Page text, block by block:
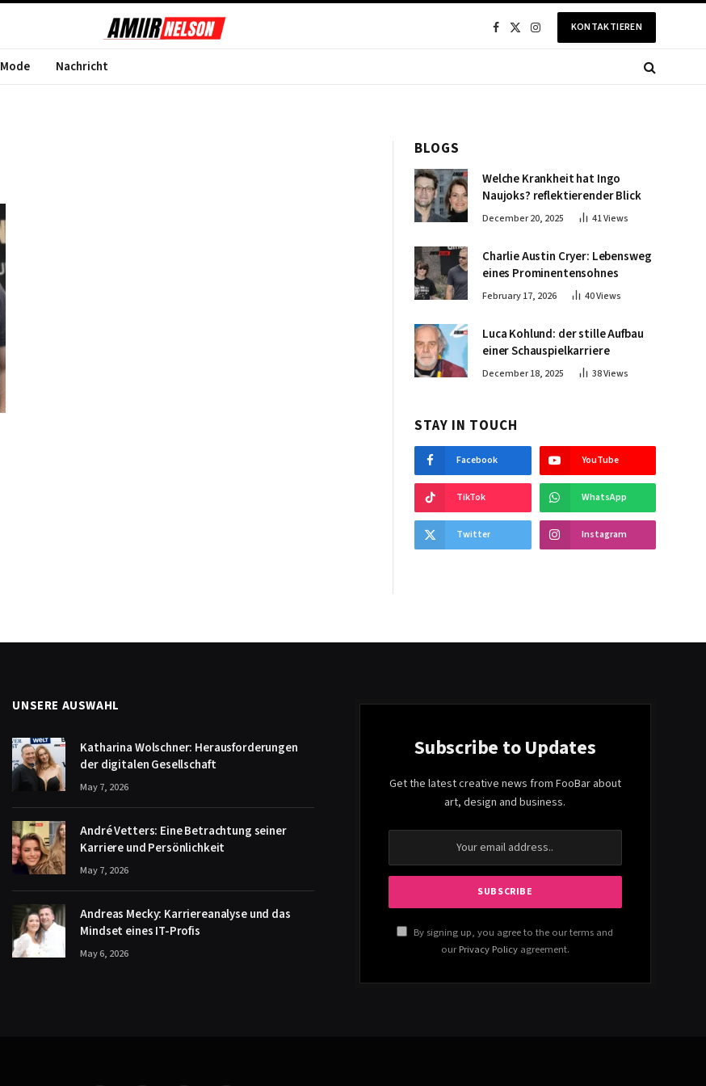
Facebook
X
InstagramKONTAKTIEREN
Mode Nachricht
BLOGS
Welche Krankheit hat Ingo
Naujoks? reflektierender Blick
December 20, 2025 41Views
Charlie Austin Cryer: Lebensweg
eines Prominentensohnes
February 17, 2026 40Views
Luca Kohlund: der stille Aufbau
einer Schauspielkarriere
December 18, 2025 38Views
STAY IN TOUCH
Facebook YouTube
TikTok WhatsApp
Twitter Instagram
UNSERE AUSWAHL
Katharina Wolschner: Herausforderungen
der digitalen Gesellschaft
May 7, 2026
André Vetters: Eine Betrachtung seiner
Karriere und Persönlichkeit
May 7, 2026
Andreas Mecky: Karriereanalyse und das
Mindset eines IT-Profis
May 6, 2026
Subscribe to Updates
Get the latest creative news from FooBar about
art, design and business.
By signing up, you agree to the our terms and
our Privacy Policyagreement.